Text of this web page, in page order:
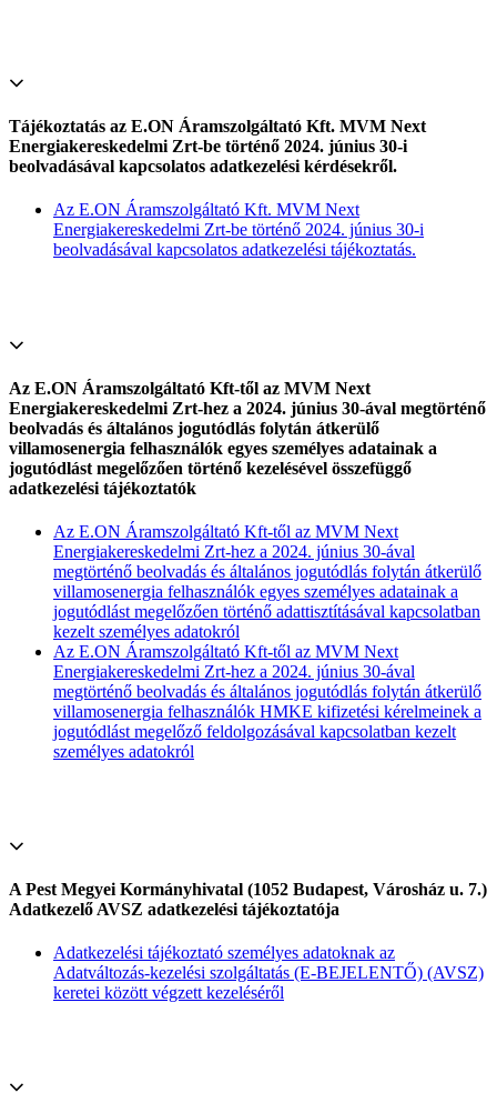
Tájékoztatás az E.ON Áramszolgáltató Kft. MVM Next
Energiakereskedelmi Zrt-be történő 2024. június 30-i
beolvadásával kapcsolatos adatkezelési kérdésekről.
Az E.ON Áramszolgáltató Kft. MVM Next
Energiakereskedelmi Zrt-be történő 2024. június 30-i
beolvadásával kapcsolatos adatkezelési tájékoztatás.
Az E.ON Áramszolgáltató Kft-től az MVM Next
Energiakereskedelmi Zrt-hez a 2024. június 30-ával megtörténő
beolvadás és általános jogutódlás folytán átkerülő
villamosenergia felhasználók egyes személyes adatainak a
jogutódlást megelőzően történő kezelésével összefüggő
adatkezelési tájékoztatók
Az E.ON Áramszolgáltató Kft-től az MVM Next
Energiakereskedelmi Zrt-hez a 2024. június 30-ával
megtörténő beolvadás és általános jogutódlás folytán átkerülő
villamosenergia felhasználók egyes személyes adatainak a
jogutódlást megelőzően történő adattisztításával kapcsolatban
kezelt személyes adatokról
Az E.ON Áramszolgáltató Kft-től az MVM Next
Energiakereskedelmi Zrt-hez a 2024. június 30-ával
megtörténő beolvadás és általános jogutódlás folytán átkerülő
villamosenergia felhasználók HMKE kifizetési kérelmeinek a
jogutódlást megelőző feldolgozásával kapcsolatban kezelt
személyes adatokról
A Pest Megyei Kormányhivatal (1052 Budapest, Városház u. 7.)
Adatkezelő AVSZ adatkezelési tájékoztatója
Adatkezelési tájékoztató személyes adatoknak az
Adatváltozás-kezelési szolgáltatás (E-BEJELENTŐ) (AVSZ)
keretei között végzett kezeléséről